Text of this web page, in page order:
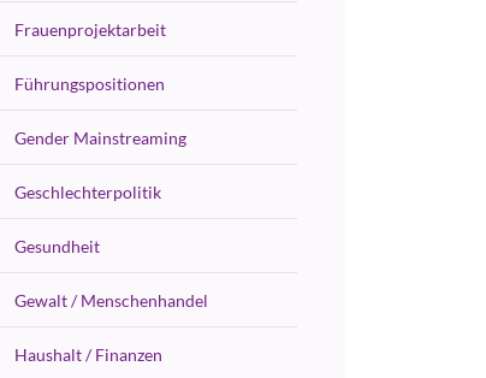
Frauenprojektarbeit
Führungspositionen
Gender Mainstreaming
Geschlechterpolitik
Gesundheit
Gewalt / Menschenhandel
Haushalt / Finanzen